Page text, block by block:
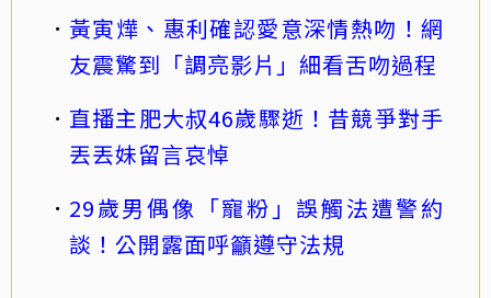
黃寅燁、惠利確認愛意深情熱吻！網
友震驚到「調亮影片」細看舌吻過程
直播主肥大叔46歲驟逝！昔競爭對手
丟丟妹留言哀悼
29歲男偶像「寵粉」誤觸法遭警約
談！公開露面呼籲遵守法規